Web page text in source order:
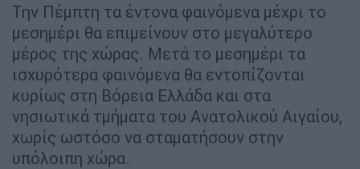
Την Πέμπτη τα έντονα φαινόμενα μέχρι το
μεσημέρι θα επιμείνουν στο μεγαλύτερο
μέρος της χώρας. Μετά το μεσημέρι τα
ισχυρότερα φαινόμενα θα εντοπίζονται
κυρίως στη Βόρεια Ελλάδα και στα
νησιωτικά τμήματα του Ανατολικού Αιγαίου,
χωρίς ωστόσο να σταματήσουν στην
υπόλοιπη χώρα.